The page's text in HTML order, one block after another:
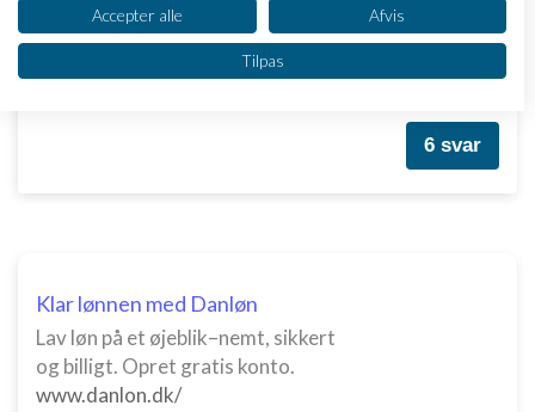
Et parti pornofilm sælges
Brian S. Larsen
2010 kl. 15:45
6 svar
Klar lønnen med Danløn
Lav løn på et øjeblik–nemt, sikkert
og billigt. Opret gratis konto.
www.danlon.dk/
Se partnerliste (2 IAB-leverandører)
Vi bruger dine data til følgende formål:
IAB's behandlingsformål:
Bruge profiler til at vælge tilpasset
annoncering
Oprette profiler for at tilpasse indhold
Accepter alle Afvis
Tilpas